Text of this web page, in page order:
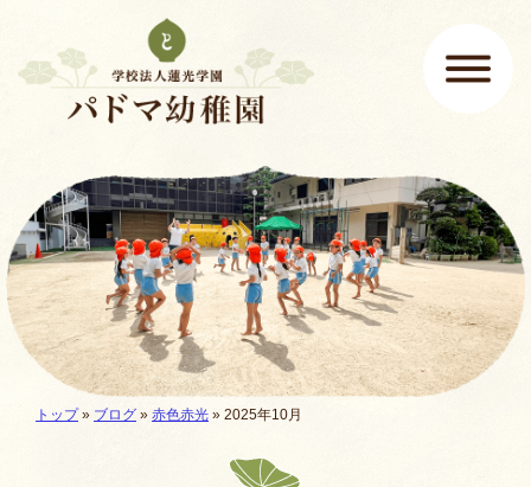
メインメニュー
ここから本文です。
現在地:
トップ» ブログ » 赤色赤光 » 2025年10月